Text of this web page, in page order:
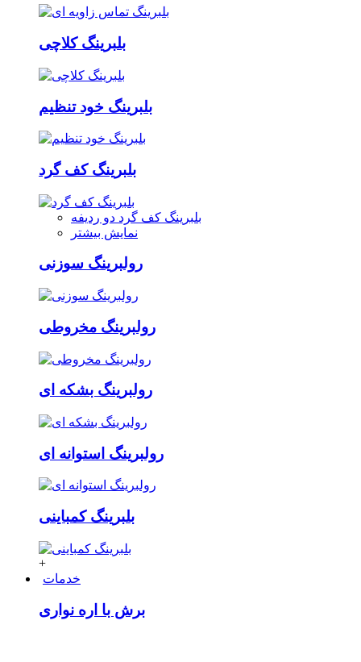
بلبرینگ کلاچی
بلبرینگ خود تنظیم
بلبرینگ کف گرد
بلبرینگ کف گرد دو ردیفه
نمایش بیشتر
رولبرینگ سوزنی
رولبرینگ مخروطی
رولبرینگ بشکه ای
رولبرینگ استوانه ای
بلبرینگ کمباینی
+
خدمات
برش با اره نواری